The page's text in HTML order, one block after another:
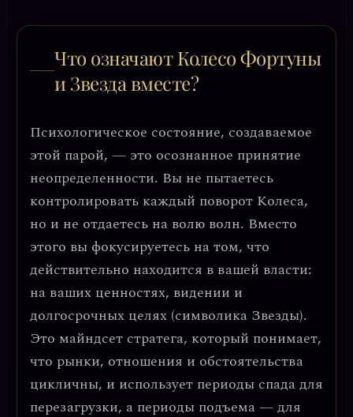
Что означают Колесо Фортуны
и Звезда вместе?
Психологическое состояние, создаваемое
этой парой, — это осознанное принятие
неопределенности. Вы не пытаетесь
контролировать каждый поворот Колеса,
но и не отдаетесь на волю волн. Вместо
этого вы фокусируетесь на том, что
действительно находится в вашей власти:
на ваших ценностях, видении и
долгосрочных целях (символика Звезды).
Это майндсет стратега, который понимает,
что рынки, отношения и обстоятельства
цикличны, и использует периоды спада для
перезагрузки, а периоды подъема — для